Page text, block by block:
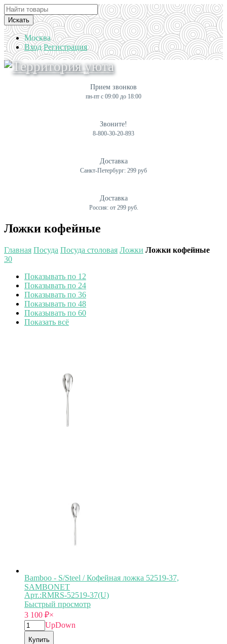
Искать
Москва
Вход Регистрация
Прием звонков
пн-пт с 09:00 до 18:00
Звоните!
8-800-30-20-893
Доставка
Санкт-Петербург: 299 руб
Доставка
Россия: от 299 руб.
Ложки кофейные
Главная Посуда Посуда столовая Ложки Ложки кофейные
30
Показывать по 12
Показывать по 24
Показывать по 36
Показывать по 48
Показывать по 60
Показать всё
Bamboo - S/Steel / Кофейная ложка 52519-37,
SAMBONET
Арт.:RMRS-52519-37(U)
Быстрый просмотр
3 100 ₽×
UpDown
Купить